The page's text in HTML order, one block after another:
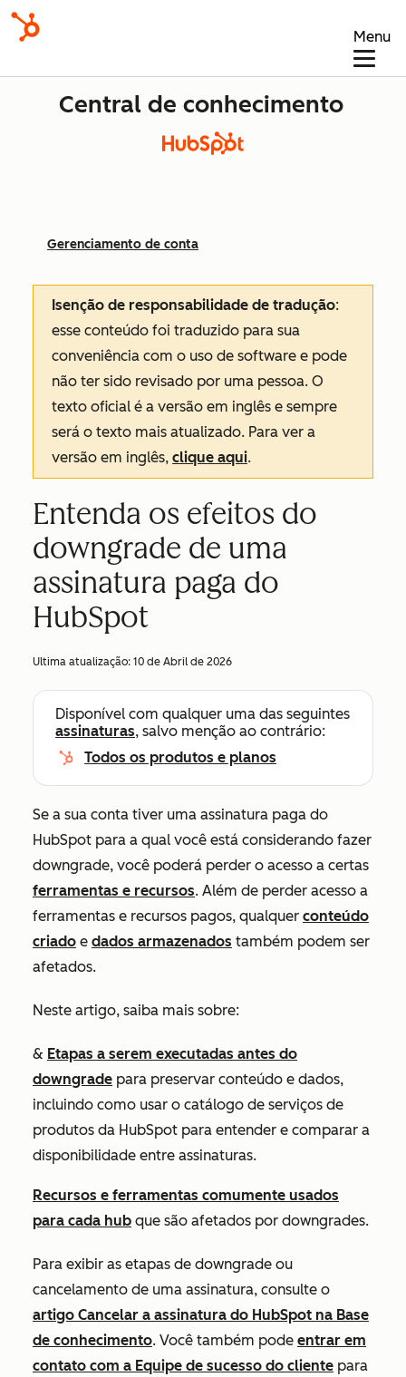
Menu
Central de conhecimento
Gerenciamento de conta
Isenção de responsabilidade de tradução:
esse conteúdo foi traduzido para sua
conveniência com o uso de software e pode
não ter sido revisado por uma pessoa. O
texto oficial é a versão em inglês e sempre
será o texto mais atualizado. Para ver a
versão em inglês, clique aqui.
Entenda os efeitos do
downgrade de uma
assinatura paga do
HubSpot
Ultima atualização: 10 de Abril de 2026
Disponível com qualquer uma das seguintes
assinaturas, salvo menção ao contrário:
Todos os produtos e planos
Se a sua conta tiver uma assinatura paga do
HubSpot para a qual você está considerando fazer
downgrade, você poderá perder o acesso a certas
ferramentas e recursos. Além de perder acesso a
ferramentas e recursos pagos, qualquer conteúdo
criado e dados armazenados também podem ser
afetados.
Neste artigo, saiba mais sobre:
& Etapas a serem executadas antes do
downgrade para preservar conteúdo e dados,
incluindo como usar o catálogo de serviços de
produtos da HubSpot para entender e comparar a
disponibilidade entre assinaturas.
Recursos e ferramentas comumente usados
para cada hub que são afetados por downgrades.
Para exibir as etapas de downgrade ou
cancelamento de uma assinatura, consulte o
artigo Cancelar a assinatura do HubSpot na Base
de conhecimento. Você também pode entrar em
contato com a Equipe de sucesso do cliente para